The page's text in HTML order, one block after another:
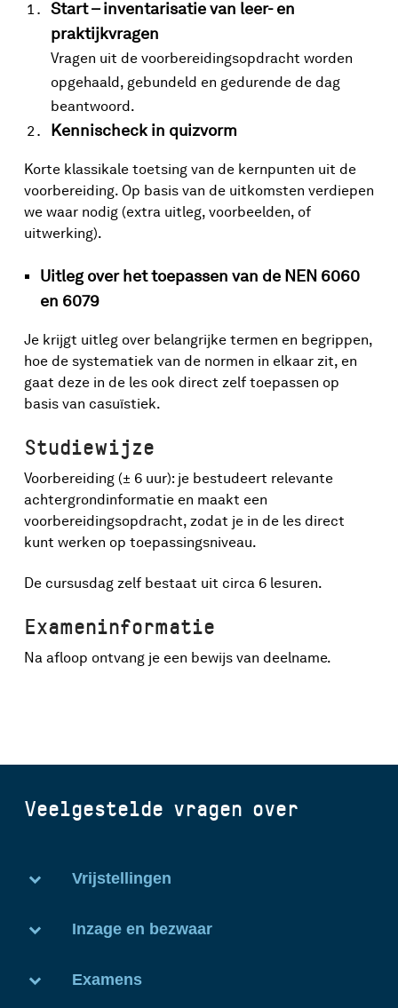
Start – inventarisatie van leer- en
praktijkvragen
Vragen uit de voorbereidingsopdracht worden
opgehaald, gebundeld en gedurende de dag
beantwoord.
Kennischeck in quizvorm
Korte klassikale toetsing van de kernpunten uit de
voorbereiding. Op basis van de uitkomsten verdiepen
we waar nodig (extra uitleg, voorbeelden, of
uitwerking).
Uitleg over het toepassen van de NEN 6060
en 6079
Je krijgt uitleg over belangrijke termen en begrippen,
hoe de systematiek van de normen in elkaar zit, en
gaat deze in de les ook direct zelf toepassen op
basis van casuïstiek.
Studiewijze
Voorbereiding (± 6 uur): je bestudeert relevante
achtergrondinformatie en maakt een
voorbereidingsopdracht, zodat je in de les direct
kunt werken op toepassingsniveau.
De cursusdag zelf bestaat uit circa 6 lesuren.
Exameninformatie
Na afloop ontvang je een bewijs van deelname.
Veelgestelde vragen over
Vrijstellingen
Inzage en bezwaar
Examens